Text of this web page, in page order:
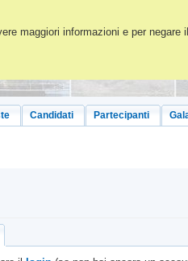
maggiori informazioni e per negare
Candidati Partecipanti